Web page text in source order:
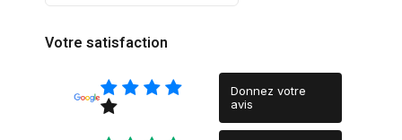
Votre satisfaction
Donnez votre
avis